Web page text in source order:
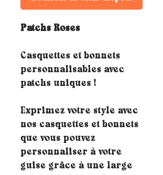
Patchs Roses
Casquettes et bonnets
personnalisables avec
patchs uniques !
Exprimez votre style avec
nos casquettes et bonnets
que vous pouvez
personnaliser à votre
guise grâce à une large